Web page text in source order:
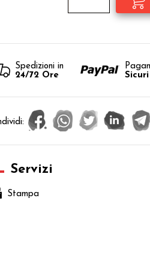
Spedizioni in
24/72 Ore
Sicuri
Servizi
Stampa